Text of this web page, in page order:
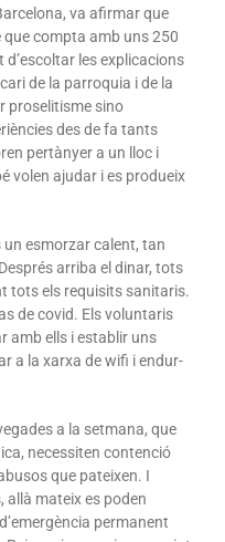
va afirmar que
que compta amb uns 250
les explicacions
de la parroquia i de la
proselitisme sino
des de fa tants
pertànyer a un lloc i
volen ajudar i es produeix
un esmorzar calent, tan
arriba el dinar, tots
tots els requisits sanitaris.
de covid. Els voluntaris
amb ells i establir uns
a la xarxa de wifi i endur-
a la setmana, que
necessiten contenció
que pateixen. I
allà mateix es poden
permanent